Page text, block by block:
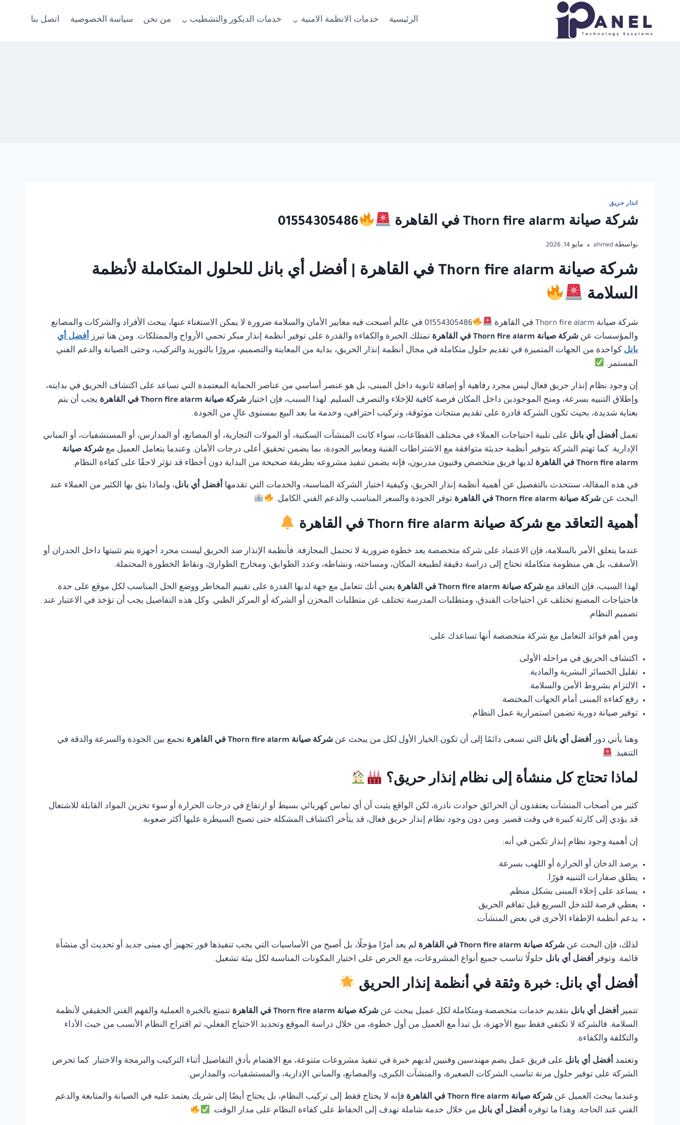
المحتوى
الرئيسية خدمات الانظمة الامنية خدمات الديكور والتشطيب من نحن سياسة الخصوصية اتصل بنا
انذار حريق
شركة صيانة Thorn fire alarm في القاهرة 01554305486
بواسطة ahmed مايو 14, 2026
شركة صيانة Thorn fire alarm في القاهرة | أفضل أي بانل للحلول المتكاملة لأنظمة
السلامة
شركة صيانة Thorn fire alarm في القاهرة
01554305486 في عالم أصبحت فيه معايير الأمان والسلامة ضرورة لا يمكن الاستغناء عنها، يبحث الأفراد والشركات والمصانع
والمؤسسات عن شركة صيانة Thorn fire alarm في القاهرة تمتلك الخبرة والكفاءة والقدرة على توفير أنظمة إنذار مبكر تحمي الأرواح والممتلكات. ومن هنا تبرز أفضل أي
بانل كواحدة من الجهات المتميزة في تقديم حلول متكاملة في مجال أنظمة إنذار الحريق، بداية من المعاينة والتصميم، مرورًا بالتوريد والتركيب، وحتى الصيانة والدعم الفني
المستمر.
إن وجود نظام إنذار حريق فعال ليس مجرد رفاهية أو إضافة ثانوية داخل المبنى، بل هو عنصر أساسي من عناصر الحماية المعتمدة التي تساعد على اكتشاف الحريق في بدايته،
وإطلاق التنبيه بسرعة، ومنح الموجودين داخل المكان فرصة كافية للإخلاء والتصرف السليم. لهذا السبب، فإن اختيار شركة صيانة Thorn fire alarm في القاهرة
يجب أن يتم
بعناية شديدة، بحيث تكون الشركة قادرة على تقديم منتجات موثوقة، وتركيب احترافي، وخدمة ما بعد البيع بمستوى عالٍ من الجودة.
تعمل أفضل أي بانل على تلبية احتياجات العملاء في مختلف القطاعات، سواء كانت المنشآت السكنية، أو المولات التجارية، أو المصانع، أو المدارس، أو المستشفيات، أو المباني
الإدارية. كما تهتم الشركة بتوفير أنظمة حديثة متوافقة مع الاشتراطات الفنية ومعايير الجودة، بما يضمن تحقيق أعلى درجات الأمان. وعندما يتعامل العميل مع شركة صيانة
Thorn fire alarm في القاهرة
لديها فريق متخصص وفنيون مدربون، فإنه يضمن تنفيذ مشروعه بطريقة صحيحة من البداية دون أخطاء قد تؤثر لاحقًا على كفاءة النظام.
في هذه المقالة، سنتحدث بالتفصيل عن أهمية أنظمة إنذار الحريق، وكيفية اختيار الشركة المناسبة، والخدمات التي تقدمها أفضل أي بانل، ولماذا يثق بها الكثير من العملاء عند
البحث عن شركة صيانة Thorn fire alarm في القاهرة توفر الجودة والسعر المناسب والدعم الفني الكامل.
أهمية التعاقد مع شركة صيانة Thorn fire alarm في القاهرة
عندما يتعلق الأمر بالسلامة، فإن الاعتماد على شركة متخصصة يعد خطوة ضرورية لا تحتمل المجازفة. فأنظمة الإنذار ضد الحريق ليست مجرد أجهزة يتم تثبيتها داخل الجدران أو
الأسقف، بل هي منظومة متكاملة تحتاج إلى دراسة دقيقة لطبيعة المكان، ومساحته، ونشاطه، وعدد الطوابق، ومخارج الطوارئ، ونقاط الخطورة المحتملة.
لهذا السبب، فإن التعاقد مع شركة صيانة Thorn fire alarm في القاهرة
يعني أنك تتعامل مع جهة لديها القدرة على تقييم المخاطر ووضع الحل المناسب لكل موقع على حدة.
فاحتياجات المصنع تختلف عن احتياجات الفندق، ومتطلبات المدرسة تختلف عن متطلبات المخزن أو الشركة أو المركز الطبي. وكل هذه التفاصيل يجب أن تؤخذ في الاعتبار عند
تصميم النظام.
ومن أهم فوائد التعامل مع شركة متخصصة أنها تساعدك على:
اكتشاف الحريق في مراحله الأولى.
تقليل الخسائر البشرية والمادية.
الالتزام بشروط الأمن والسلامة.
رفع كفاءة المبنى أمام الجهات المختصة.
توفير صيانة دورية تضمن استمرارية عمل النظام.
وهنا يأتي دور أفضل أي بانل التي تسعى دائمًا إلى أن تكون الخيار الأول لكل من يبحث عن شركة صيانة Thorn fire alarm في القاهرة
تجمع بين الجودة والسرعة والدقة في
التنفيذ.
لماذا تحتاج كل منشأة إلى نظام إنذار حريق؟
كثير من أصحاب المنشآت يعتقدون أن الحرائق حوادث نادرة، لكن الواقع يثبت أن أي تماس كهربائي بسيط أو ارتفاع في درجات الحرارة أو سوء تخزين المواد القابلة للاشتعال
قد يؤدي إلى كارثة كبيرة في وقت قصير. ومن دون وجود نظام إنذار حريق فعال، قد يتأخر اكتشاف المشكلة حتى تصبح السيطرة عليها أكثر صعوبة.
إن أهمية وجود نظام إنذار تكمن في أنه:
يرصد الدخان أو الحرارة أو اللهب بسرعة.
يطلق صفارات التنبيه فورًا.
يساعد على إخلاء المبنى بشكل منظم.
يعطي فرصة للتدخل السريع قبل تفاقم الحريق.
يدعم أنظمة الإطفاء الأخرى في بعض المنشآت.
لذلك، فإن البحث عن شركة صيانة Thorn fire alarm في القاهرة
لم يعد أمرًا مؤجلًا، بل أصبح من الأساسيات التي يجب تنفيذها فور تجهيز أي مبنى جديد أو تحديث أي منشأة
قائمة. وتوفر أفضل أي بانل حلولًا تناسب جميع أنواع المشروعات، مع الحرص على اختيار المكونات المناسبة لكل بيئة تشغيل.
أفضل أي بانل: خبرة وثقة في أنظمة إنذار الحريق
تتميز أفضل أي بانل بتقديم خدمات متخصصة ومتكاملة لكل عميل يبحث عن شركة صيانة Thorn fire alarm في القاهرة
تتمتع بالخبرة العملية والفهم الفني الحقيقي لأنظمة
السلامة. فالشركة لا تكتفي فقط ببيع الأجهزة، بل تبدأ مع العميل من أول خطوة، من خلال دراسة الموقع وتحديد الاحتياج الفعلي، ثم اقتراح النظام الأنسب من حيث الأداء
والتكلفة والكفاءة.
وتعتمد أفضل أي بانل على فريق عمل يضم مهندسين وفنيين لديهم خبرة في تنفيذ مشروعات متنوعة، مع الاهتمام بأدق التفاصيل أثناء التركيب والبرمجة والاختبار. كما تحرص
الشركة على توفير حلول مرنة تناسب الشركات الصغيرة، والمنشآت الكبرى، والمصانع، والمباني الإدارية، والمستشفيات، والمدارس.
وعندما يبحث العميل عن شركة صيانة Thorn fire alarm في القاهرة
فإنه لا يحتاج فقط إلى تركيب النظام، بل يحتاج أيضًا إلى شريك يعتمد عليه في الصيانة والمتابعة والدعم
الفني عند الحاجة. وهذا ما توفره أفضل أي بانل من خلال خدمة شاملة تهدف إلى الحفاظ على كفاءة النظام على مدار الوقت.